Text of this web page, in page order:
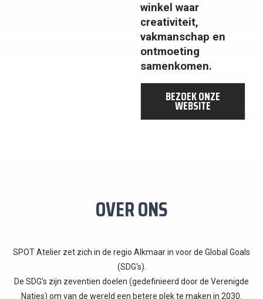
winkel waar
creativiteit,
vakmanschap en
ontmoeting
samenkomen.
BEZOEK ONZE
WEBSITE
OVER ONS
SPOT Atelier zet zich in de regio Alkmaar in voor de Global Goals
(SDG's).
De SDG’s zijn zeventien doelen (gedefinieerd door de Verenigde
Naties) om van de wereld een betere plek te maken in 2030.